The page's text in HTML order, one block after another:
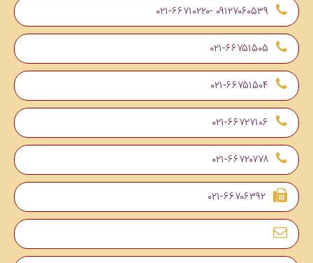
۰۹۱۲۷۰۶۰۵۳۹ -۰۲۱-۶۶۷۱۰۲۲۰
۰۲۱-۶۶۷۵۱۵۰۵
۰۲۱-۶۶۷۵۱۵۰۴
۰۲۱-۶۶۷۲۷۱۰۶
۰۲۱-۶۶۷۲۰۷۷۸
۰۲۱-۶۶۷۰۶۳۹۲